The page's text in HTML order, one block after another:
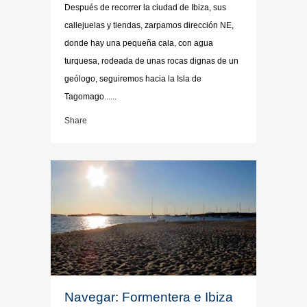
Después de recorrer la ciudad de Ibiza, sus
callejuelas y tiendas, zarpamos dirección NE,
donde hay una pequeña cala, con agua
turquesa, rodeada de unas rocas dignas de un
geólogo, seguiremos hacia la Isla de
Tagomago......
Share
Navegar: Formentera e Ibiza